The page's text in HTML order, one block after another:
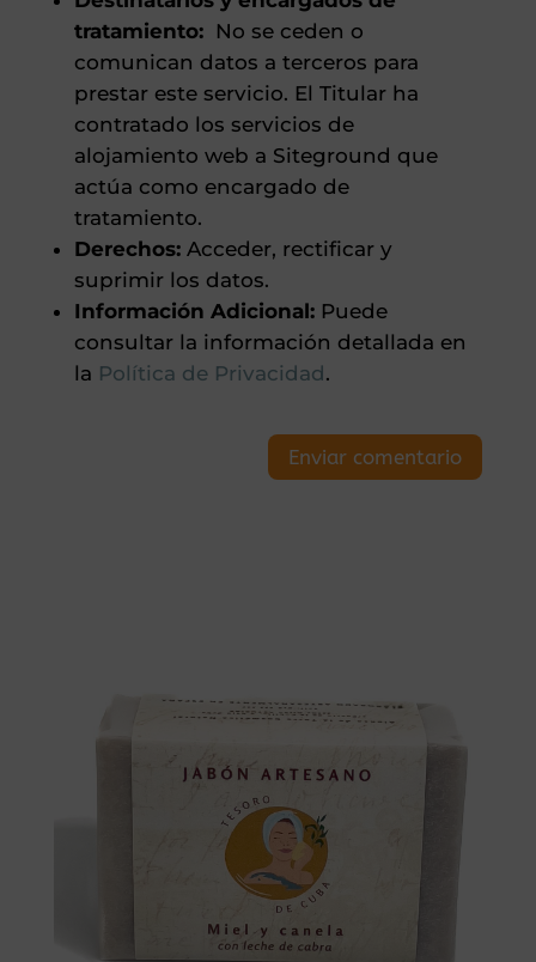
tratamiento:No se ceden o
comunican datos a terceros para
prestar este servicio. El Titular ha
contratado los servicios de
alojamiento web a Siteground que
actúa como encargado de
tratamiento.
Derechos:Acceder, rectificar y
suprimir los datos.
Información Adicional:Puede
consultar la información detallada en
la Política de Privacidad .